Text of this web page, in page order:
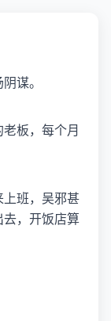
谋。
板，每个月
班，吴邪甚
，开饭店算